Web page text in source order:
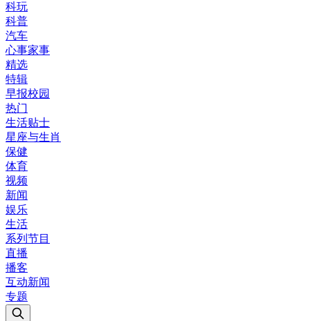
科玩
科普
汽车
心事家事
精选
特辑
早报校园
热门
生活贴士
星座与生肖
保健
体育
视频
新闻
娱乐
生活
系列节目
直播
播客
互动新闻
专题